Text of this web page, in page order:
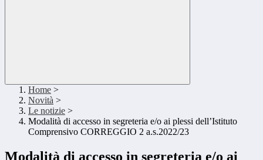
Home >
Novità >
Le notizie >
Modalità di accesso in segreteria e/o ai plessi dell’Istituto
Comprensivo CORREGGIO 2 a.s.2022/23
Modalità di accesso in segreteria e/o ai